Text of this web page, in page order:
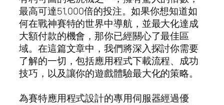
最高可達51,000倍的投注。如果你想知道如
何在戰神賽特的世界中導航，並最大化達成
大額付款的機會，那你已經關心了最佳區
域。在這篇文章中，我們將深入探討你需要
了解的一切，包括應用程式下載流程、成功
技巧，以及讓你的遊戲體驗最大化的策略。
為賽特應用程式設計的專用伺服器經過優